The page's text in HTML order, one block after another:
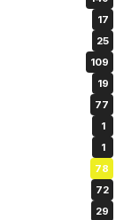
17
25
109
19
77
1
1
78
72
29